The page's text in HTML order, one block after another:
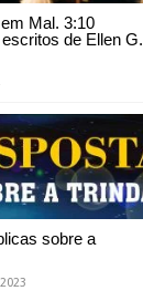
Mal. 3:10
de Ellen G.
sobre a